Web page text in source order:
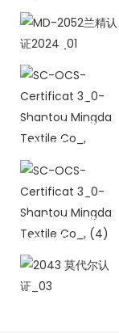
MD-2052兰精
认证2024_01
Certificat
3_0-Shantou
Mingda
Textile Co_,
Certificat
3_0-Shantou
Mingda
Textile Co_,
(4)
2043 莫代尔认
证_03